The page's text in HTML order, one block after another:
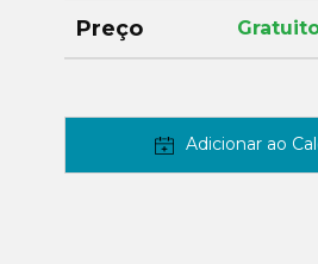
Preço
Adicionar ao